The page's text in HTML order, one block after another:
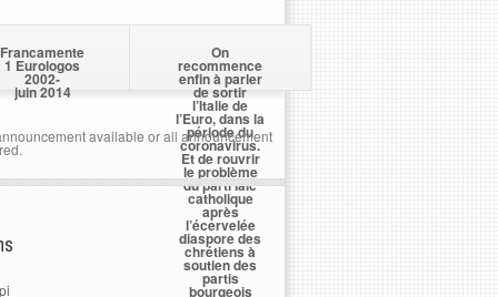
Francamente
1 Eurologos
2002-
juin 2014
On
recommence
enfin à parler
de sortir
l’Italie de
l’Euro, dans la
période du
coronavirus.
Et de rouvrir
le problème
du parti laïc
catholique
après
l’écervelée
diaspore des
chrétiens à
soutien des
partis
bourgeois
available or all announcement